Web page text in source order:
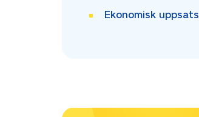
Ekonomisk uppsats